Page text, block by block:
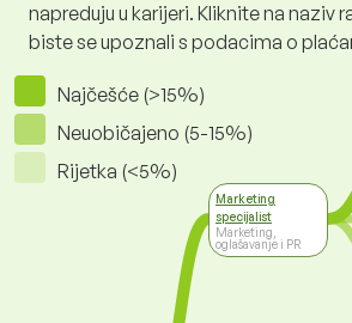
napreduju u karijeri. Kliknite na naziv
biste se upoznali s podacima o
Najčešće (>15%)
Neuobičajeno (5-15%)
Rijetka (<5%)
Marketing
specijalist
Marketing,
oglašavanje i PR